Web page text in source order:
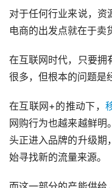
对于任何行业来说，资
电商的出发点就在于卖
在互联网时代，只要拥
很多，但根本的问题是
在互联网+的推动下，
网购行为也越来越鲜明
头正进入品牌的升级期
始寻找新的流量来源。